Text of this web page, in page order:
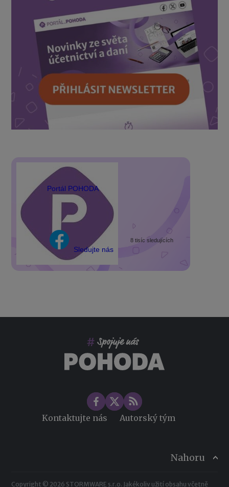
Portál POHODA
Sledujte nás
8 tisíc sledujících
Kontaktujte nás Autorský tým
Nahoru
Copyright © 2026 STORMWARE s.r.o. Jakékoliv užití obsahu včetně